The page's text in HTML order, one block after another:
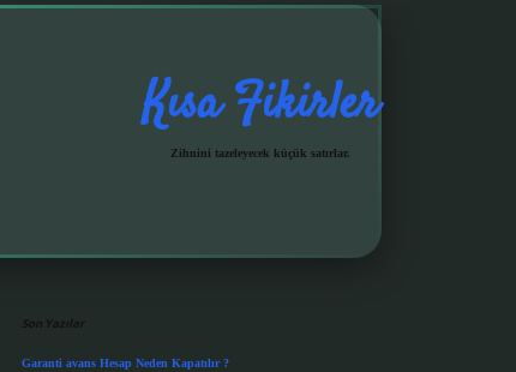
Kısa Fikirler
Zihnini tazeleyecek küçük satırlar.
Son Yazılar
Garanti avans Hesap Neden Kapatılır ?